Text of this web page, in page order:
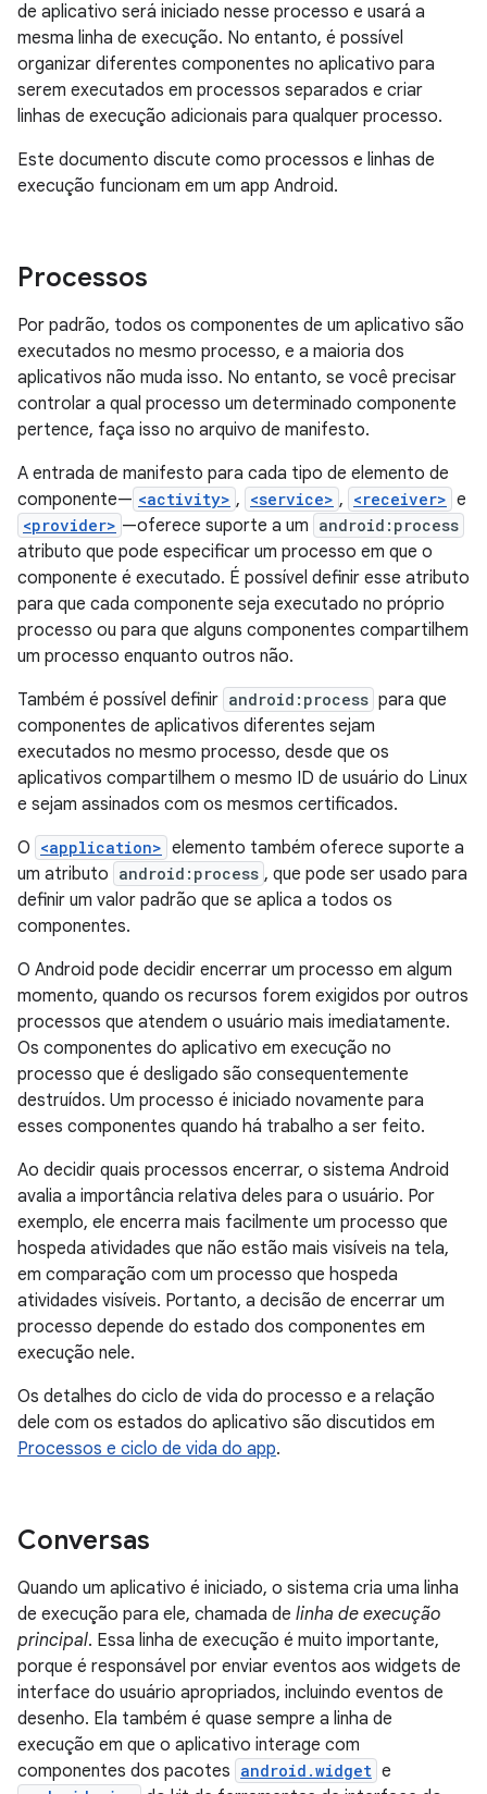
de aplicativo será iniciado nesse processo e usará a
mesma linha de execução. No entanto, é possível
organizar diferentes componentes no aplicativo para
serem executados em processos separados e criar
linhas de execução adicionais para qualquer processo.
Este documento discute como processos e linhas de
execução funcionam em um app Android.
Processos
Por padrão, todos os componentes de um aplicativo são
executados no mesmo processo, e a maioria dos
aplicativos não muda isso. No entanto, se você precisar
controlar a qual processo um determinado componente
pertence, faça isso no arquivo de manifesto.
A entrada de manifesto para cada tipo de elemento de
componente— <activity> , <service> , <receiver> e
<provider> —oferece suporte a um android:process
atributo que pode especificar um processo em que o
componente é executado. É possível definir esse atributo
para que cada componente seja executado no próprio
processo ou para que alguns componentes compartilhem
um processo enquanto outros não.
Também é possível definir android:process para que
componentes de aplicativos diferentes sejam
executados no mesmo processo, desde que os
aplicativos compartilhem o mesmo ID de usuário do Linux
e sejam assinados com os mesmos certificados.
O <application> elemento também oferece suporte a
um atributo android:process , que pode ser usado para
definir um valor padrão que se aplica a todos os
componentes.
O Android pode decidir encerrar um processo em algum
momento, quando os recursos forem exigidos por outros
processos que atendem o usuário mais imediatamente.
Os componentes do aplicativo em execução no
processo que é desligado são consequentemente
destruídos. Um processo é iniciado novamente para
esses componentes quando há trabalho a ser feito.
Ao decidir quais processos encerrar, o sistema Android
avalia a importância relativa deles para o usuário. Por
exemplo, ele encerra mais facilmente um processo que
hospeda atividades que não estão mais visíveis na tela,
em comparação com um processo que hospeda
atividades visíveis. Portanto, a decisão de encerrar um
processo depende do estado dos componentes em
execução nele.
Os detalhes do ciclo de vida do processo e a relação
dele com os estados do aplicativo são discutidos em
Processos e ciclo de vida do app.
Conversas
Quando um aplicativo é iniciado, o sistema cria uma linha
de execução para ele, chamada de linha de execução
principal. Essa linha de execução é muito importante,
porque é responsável por enviar eventos aos widgets de
interface do usuário apropriados, incluindo eventos de
desenho. Ela também é quase sempre a linha de
execução em que o aplicativo interage com
componentes dos pacotes android.widget e